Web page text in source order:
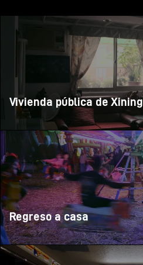
Vivienda pública de Xining
Regreso a casa